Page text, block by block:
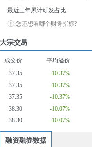
最近三年累计研发占比
您还想看哪个财务指标?
大宗交易
成交价
平均溢价
37.35
-10.37%
37.35
-10.37%
37.35
-10.37%
38.30
-10.07%
38.30
-10.07%
融资融券数据